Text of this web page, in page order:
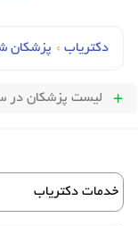
دکتریاب › پزشکان
لیست پزشکان در
خدمات دکتریاب